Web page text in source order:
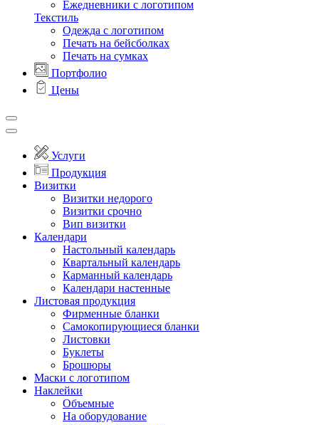
Ежедневники с логотипом
Текстиль
Одежда с логотипом
Печать на бейсболках
Печать на сумках
Портфолио
Цены
Услуги
Продукция
Визитки
Визитки недорого
Визитки срочно
Вип визитки
Календари
Настольный календарь
Квартальный календарь
Карманный календарь
Календари настенные
Листовая продукция
Фирменные бланки
Самокопирующиеся бланки
Листовки
Буклеты
Брошюры
Маски с логотипом
Наклейки
Объемные
На оборудование